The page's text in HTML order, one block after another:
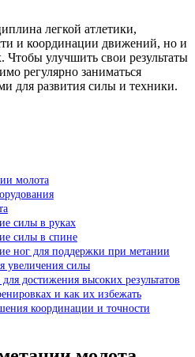
легкой атлетики,
и координации движений, но и
Чтобы улучшить свои результаты
регулярно заниматься
для развития силы и техники.
молота
силы в руках
силы в спине
ног для поддержки при метании
увеличения силы
достижения высоких результатов
и как их избежать
координации и точности